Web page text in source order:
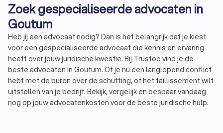
Zoek gespecialiseerde advocaten in
Goutum
Heb jij een advocaat nodig? Dan is het belangrijk dat je kiest
voor een gespecialiseerde advocaat die kennis en ervaring
heeft over jouw juridische kwestie. Bij Trustoo vind je de
beste advocaten in Goutum. Of je nu een langlopend conflict
hebt met de buren over de schutting, of het faillissement wilt
uitstellen van je bedrijf. Bekijk, vergelijk en bespaar vandaag
nog op jouw advocatenkosten voor de beste juridische hulp.